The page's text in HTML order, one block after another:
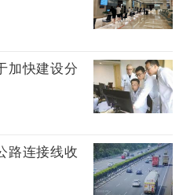
加快建设分
路连接线收